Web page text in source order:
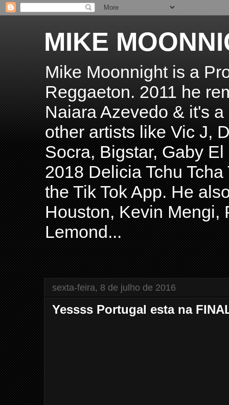
MIKE
Mike Moonnight is a
Reggaeton. 2011 he
Naiara Azevedo & it's
other artists like Vic J,
Socra, Bigstar, Gaby
2018 Delicia Tchu
the Tik Tok App. He
Houston, Kevin Mengi,
Lemond...
sexta-feira, 8 de julho de 2016
Yessss Portugal esta na